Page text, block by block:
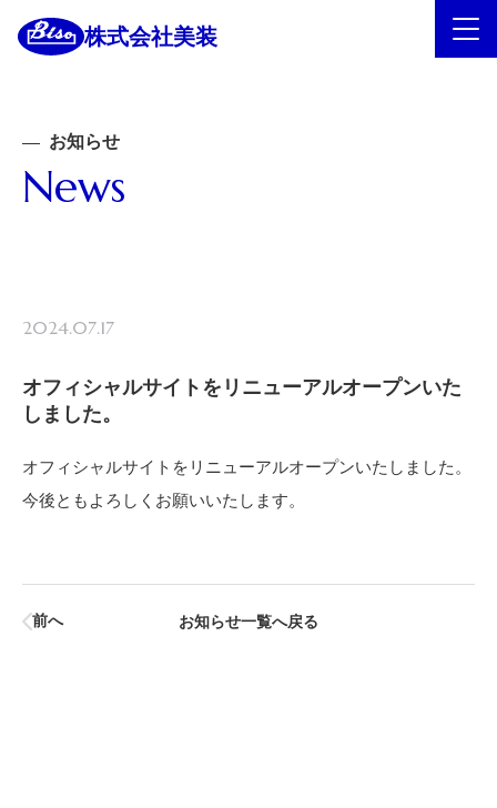
株式会社美装
お知らせ
News
2024.07.17
オフィシャルサイトをリニューアルオープンいた
しました。
オフィシャルサイトをリニューアルオープンいたしました。
今後ともよろしくお願いいたします。
前へ お知らせ一覧へ戻る